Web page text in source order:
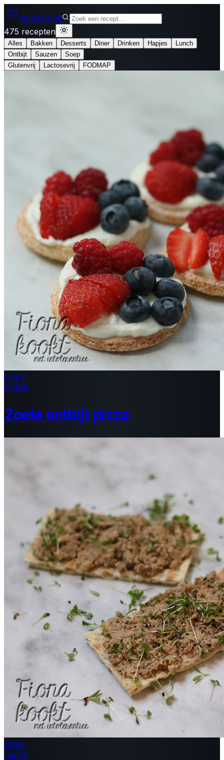
fionakookt
475 recepten
Alles Bakken Desserts Diner Drinken Hapjes
Lunch
Ontbijt
Sauzen
Soep
Glutenvrij
Lactosevrij FODMAP
GVLV
Ontbijt
Zoete ontbijt pizza
GVLV
Lunch